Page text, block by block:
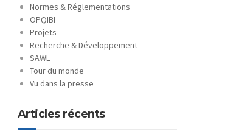
Normes & Réglementations
OPQIBI
Projets
Recherche & Développement
SAWL
Tour du monde
Vu dans la presse
Articles récents